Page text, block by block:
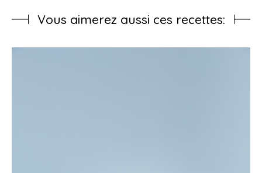
Vous aimerez aussi ces recettes: